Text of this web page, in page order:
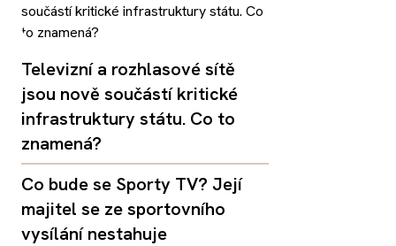
Televizní a rozhlasové sítě
jsou nově součástí kritické
infrastruktury státu. Co to
znamená?
Co bude se Sporty TV? Její
majitel se ze sportovního
vysílání nestahuje